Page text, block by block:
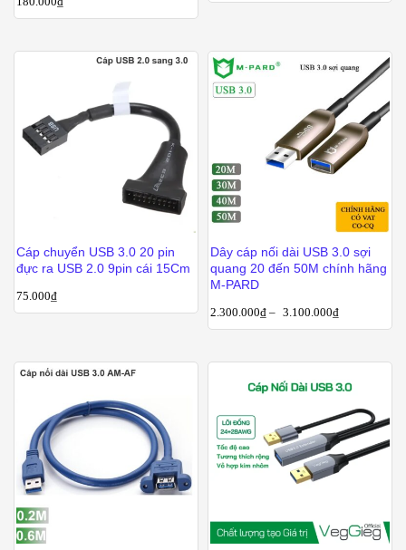
Cáp chuyển USB 3.0 20 pin
đực ra USB 2.0 9pin cái 15Cm
75.000₫
Dây cáp nối dài USB 3.0 sợi
quang 20 đến 50M chính hãng
M-PARD
2.300.000₫ – 3.100.000₫